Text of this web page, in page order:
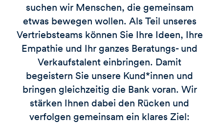
suchen wir Menschen, die gemeinsam
etwas bewegen wollen. Als Teil unseres
Vertriebsteams können Sie Ihre Ideen, Ihre
Empathie und Ihr ganzes Beratungs- und
Verkaufstalent einbringen. Damit
begeistern Sie unsere Kund*innen und
bringen gleichzeitig die Bank voran. Wir
stärken Ihnen dabei den Rücken und
verfolgen gemeinsam ein klares Ziel: